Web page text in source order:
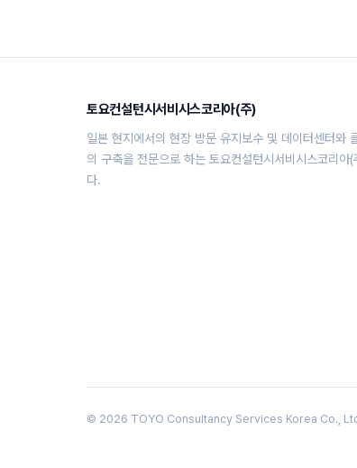
토요컨설턴시서비시스코리아(주)
일본 현지에서의 현장 방문 유지보수 및 데이터센터와
의 구축을 전문으로 하는 토요컨설턴시서비시스코리아(
다.
© 2026 TOYO Consultancy Services Korea Co.,